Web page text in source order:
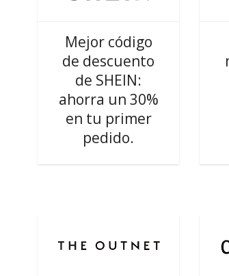
Mejor código
de descuento
de SHEIN:
ahorra un 30%
en tu primer
pedido.